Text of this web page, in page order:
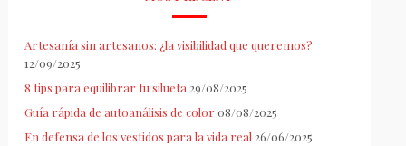
Artesanía sin artesanos: ¿la visibilidad que queremos?
12/09/2025
8 tips para equilibrar tu silueta 29/08/2025
Guía rápida de autoanálisis de color 08/08/2025
En defensa de los vestidos para la vida real 26/06/2025